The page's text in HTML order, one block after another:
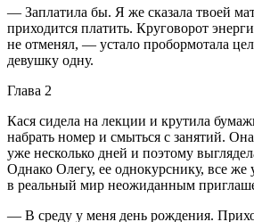
— Заплатила бы. Я же сказала твоей
приходится платить. Круговорот
не отменял, — устало пробормотала
девушку одну.
Глава 2
Кася сидела на лекции и крутила
набрать номер и смыться с занятий.
уже несколько дней и поэтому
Однако Олегу, ее однокурснику, все же
в реальный мир неожиданным
— В среду у меня день рождения.